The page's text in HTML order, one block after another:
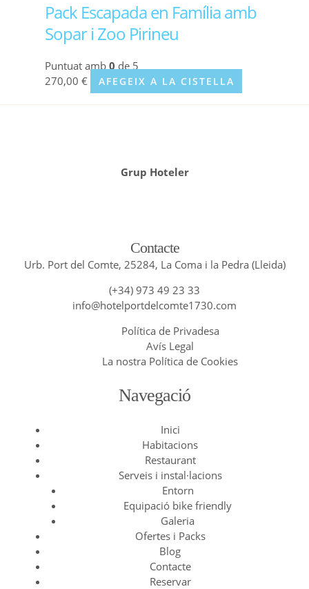
Pack Escapada en Família amb
Sopar i Zoo Pirineu
Puntuat amb0de 5
270,00 € AFEGEIX A LA CISTELLA
Grup Hoteler
Contacte
Urb. Port del Comte, 25284, La Coma i la Pedra (Lleida)
(+34) 973 49 23 33
info@hotelportdelcomte1730.com
Política de Privadesa
Avís Legal
La nostra Política de Cookies
Navegació
Inici
Habitacions
Restaurant
Serveis i instal·lacions
Entorn
Equipació bike friendly
Galeria
Ofertes i Packs
Blog
Contacte
Reservar